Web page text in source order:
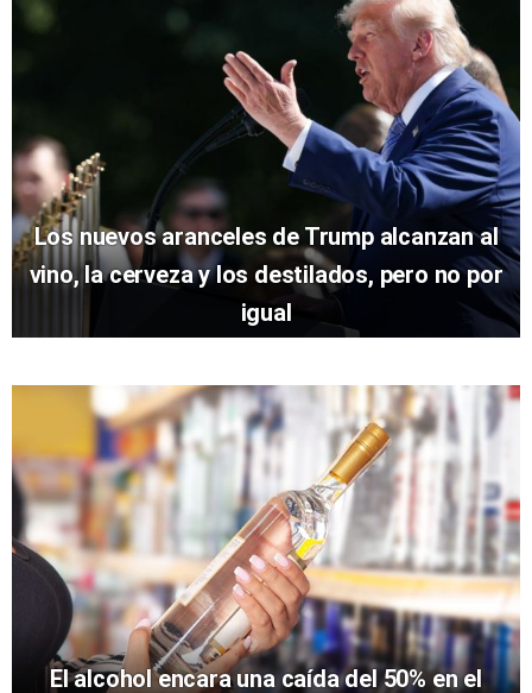
Los nuevos aranceles de Trump alcanzan al
vino, la cerveza y los destilados, pero no por
igual
El alcohol encara una caída del 50% en el